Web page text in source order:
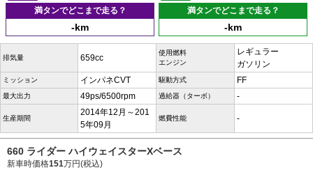
満タンでどこまで走る？
-km
満タンでどこまで走る？
-km
排気量 659cc
使用燃料
エンジン
レギュラー
ガソリン
ミッション インパネCVT 駆動方式 FF
最大出力 49ps/6500rpm 過給器（ターボ） -
生産期間
2014年12月～201
5年09月
燃費性能 -
660 ライダー ハイウェイスターXベース
新車時価格151万円(税込)